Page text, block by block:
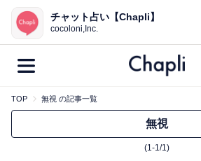
鑑定記事・占い師検索
最新記事一覧
チャット占い【Chapli】
cocoloni,Inc.
TOP 無視 の記事一覧
無視
(1-1/1)